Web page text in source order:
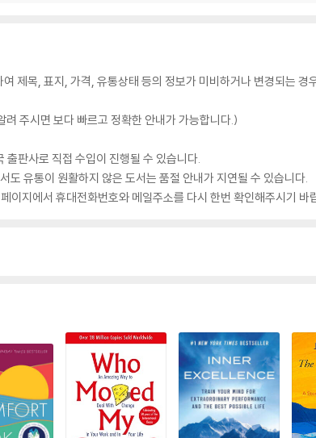
제목, 표지, 가격, 유통상태 등의 정보가 미비하거나 변경되는 경
주시면 보다 빠르고 정확한 안내가 가능합니다.)
판사로 직접 수입이 진행될 수 있습니다.
유통이 원활하지 않은 도서는 품절 안내가 지연될 수 있습니다.
이지에서 휴대전화번호와 메일주소를 다시 한번 확인해주시기 바